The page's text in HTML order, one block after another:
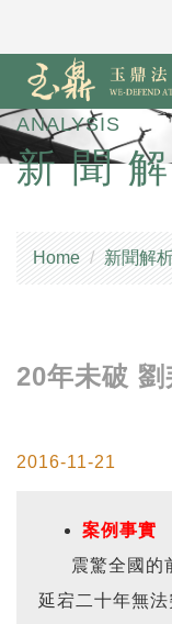
ANALYSIS
新聞
Home 新聞解
20年未破
2016-11-21
案例事實
震驚全國的前
延宕二十年無